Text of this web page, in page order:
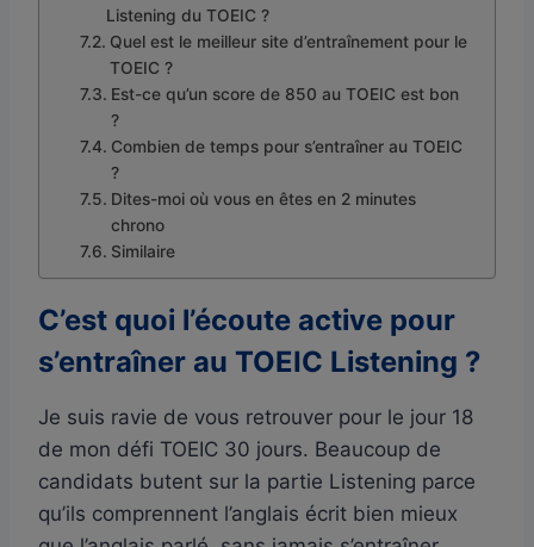
Listening du TOEIC ?
Quel est le meilleur site d’entraînement pour le
TOEIC ?
Est-ce qu’un score de 850 au TOEIC est bon
?
Combien de temps pour s’entraîner au TOEIC
?
Dites-moi où vous en êtes en 2 minutes
chrono
Similaire
C’est quoi l’écoute active pour
s’entraîner au TOEIC Listening ?
Je suis ravie de vous retrouver pour le jour 18
de mon défi TOEIC 30 jours. Beaucoup de
candidats butent sur la partie Listening parce
qu’ils comprennent l’anglais écrit bien mieux